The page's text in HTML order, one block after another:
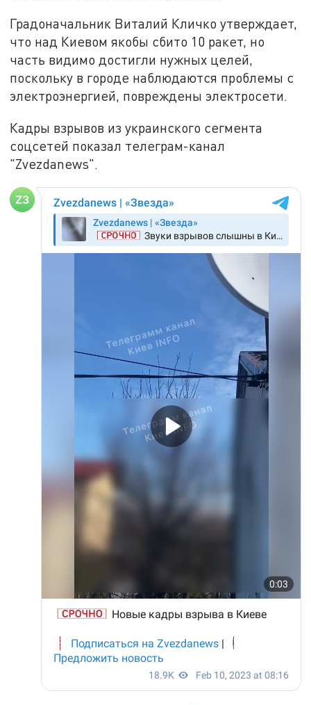
Градоначальник Виталий Кличко утверждает,
что над Киевом якобы сбито 10 ракет, но
часть видимо достигли нужных целей,
поскольку в городе наблюдаются проблемы с
электроэнергией, повреждены электросети.
Кадры взрывов из украинского сегмента
соцсетей показал телеграм-канал
"Zvezdanews".